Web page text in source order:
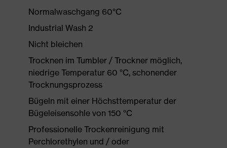
Normalwaschgang 60°C
Industrial Wash 2
Nicht bleichen
Trocknen im Tumbler / Trockner möglich,
niedrige Temperatur 60 °C, schonender
Trocknungsprozess
Bügeln mit einer Höchsttemperatur der
Bügeleisensohle von 150 °C
Professionelle Trockenreinigung mit
Perchlorethylen und / oder